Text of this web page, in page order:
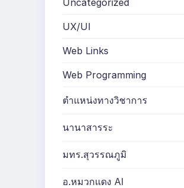
UX/UI
Web Links
Web Programming
ตำแหน่งทางวิชาการ
นานาสารระ
มทร.สุวรรณภูมิ
อ.หมวกแดง AI